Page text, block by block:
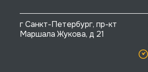
г Санкт-Петербург, пр-кт
Маршала Жукова, д 21